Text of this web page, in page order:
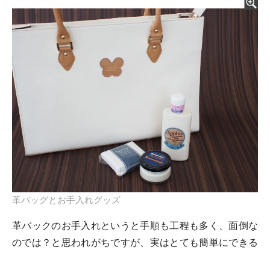
革バッグとお手入れグッズ
革バックのお手入れというと手順も工程も多く、面倒な
のでは？と思われがちですが、実はとても簡単にできる